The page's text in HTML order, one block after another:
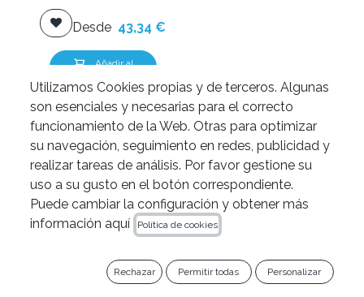
Desde 43,34 €
Añadir al
Utilizamos Cookies propias y de terceros. Algunas
son esenciales y necesarias para el correcto
funcionamiento de la Web. Otras para optimizar
su navegación, seguimiento en redes, publicidad y
realizar tareas de análisis. Por favor gestione su
uso a su gusto en el botón correspondiente.
Puede cambiar la configuración y obtener más
información aquí
Política de cookies
Rechazar Permitir todas Personalizar